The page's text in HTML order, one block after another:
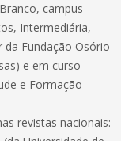
campus
Intermediária,
da Fundação Osório
e em curso
e Formação
revistas nacionais: